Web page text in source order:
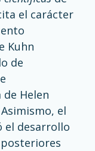
el carácter
Kuhn
de
Helen
el
el desarrollo